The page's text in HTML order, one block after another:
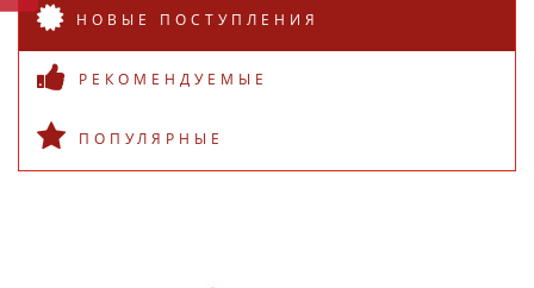
НОВЫЕ ПОСТУПЛЕНИЯ
РЕКОМЕНДУЕМЫЕ
ПОПУЛЯРНЫЕ